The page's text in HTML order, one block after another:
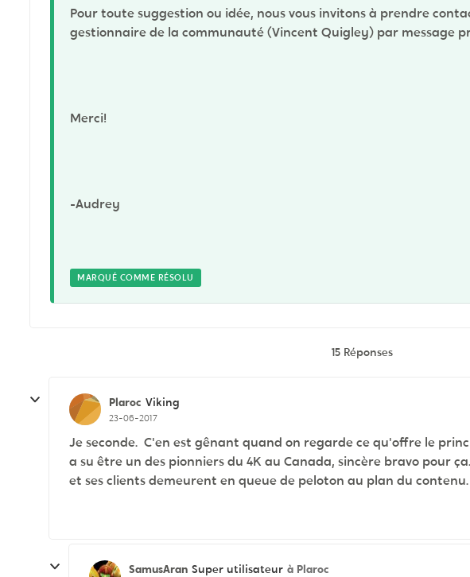
Pour toute suggestion ou idée, nous vous invitons à prendre
gestionnaire de la communauté (Vincent Quigley) par message
Merci!
-Audrey
MARQUÉ COMME RÉSOLU
15 Réponses
Plaroc Viking
23-06-2017
Je seconde. C'en est gênant quand on regarde ce qu'offre le
a su être un des pionniers du 4K au Canada, sincère bravo pour
et ses clients demeurent en queue de peloton au plan du contenu.
SamusAran Super utilisateur à Plaroc